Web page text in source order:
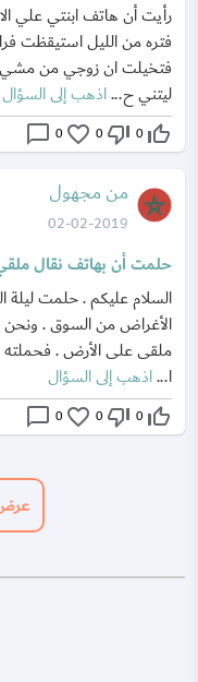
رأيت أن هاتف ابنتي علي
فتره من الليل استيقظت
فتخيلت ان زوجي من مشي
ليتني ح...اذهب إلى السؤال
thumb_up_off_alt
0
thumb_down_off_alt
0
favorite_border
0
chat_bubble_outline
من مجهول
02-02-2019
حلمت أن بهاتف نقال
السلام عليكم . حلمت
الأغراض من السوق . ونحن
ملقى على الأرض .
ا...اذهب إلى السؤال
thumb_up_off_alt
0
thumb_down_off_alt
0
favorite_border
0
chat_bubble_outline
عرض